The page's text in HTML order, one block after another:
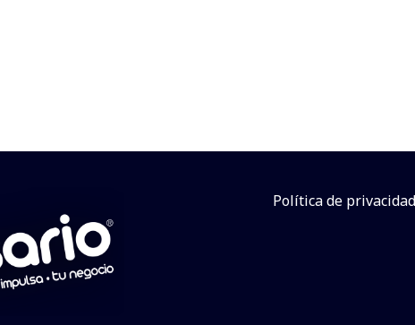
Política de privacidad